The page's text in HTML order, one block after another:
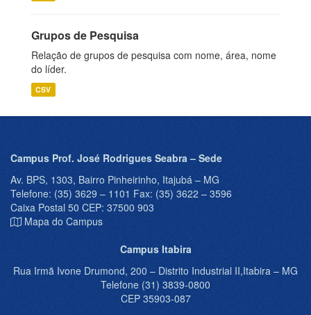
Grupos de Pesquisa
Relação de grupos de pesquisa com nome, área, nome
do líder.
CSV
Campus Prof. José Rodrigues Seabra – Sede
Av. BPS, 1303, Bairro Pinheirinho, Itajubá – MG
Telefone: (35) 3629 – 1101 Fax: (35) 3622 – 3596
Caixa Postal 50 CEP: 37500 903
Mapa do Campus
Campus Itabira
Rua Irmã Ivone Drumond, 200 – Distrito Industrial II,Itabira – MG
Telefone (31) 3839-0800
CEP 35903-087